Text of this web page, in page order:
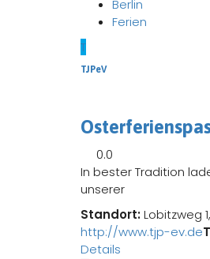
Berlin
Ferien
T
TJPeV
0.0
In bester Tradition
unserer
Standort:Lobitzweg
http://www.tjp-ev.de
Details